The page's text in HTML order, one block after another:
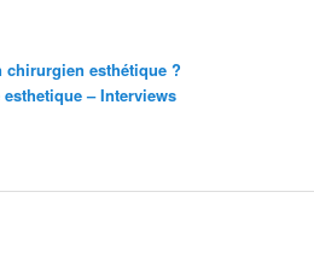
esthétique ?
– Interviews